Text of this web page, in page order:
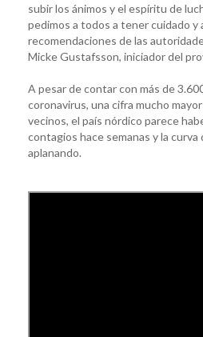
subir los ánimos y el espíritu de
pedimos a todos a tener cuidado y
recomendaciones de las
Micke Gustafsson, iniciador del
A pesar de contar con más de
coronavirus, una cifra mucho
vecinos, el país nórdico parece
contagios hace semanas y la
aplanando.